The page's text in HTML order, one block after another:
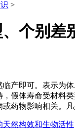
>
个别差
即可。表示为体
假体寿命受材料
药物影响相关。
天然构效和生物活性